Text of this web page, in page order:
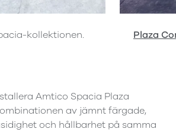
kollektionen. Plaza
Amtico Spacia Plaza
av jämnt färgade,
och hållbarhet på samma